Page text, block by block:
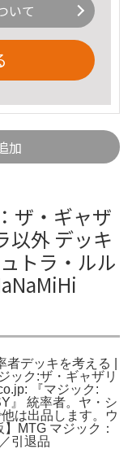
いて
加
ザ・ギャザ
外 デッキ
トラ・ルル
デッキを考える |
ック:ザ・ギャザリ
『マジック:
』 統率者。ヤ・シ
は出品します。ウ
MTG マジック：
引退品